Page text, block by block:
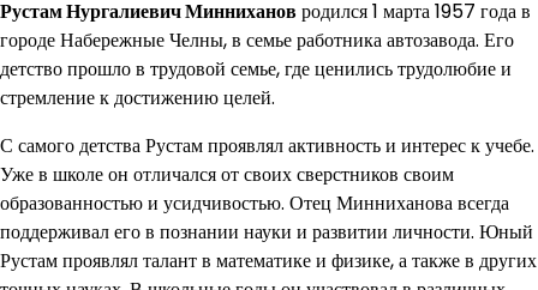
Рустам Нургалиевич Миннихановродился 1 марта 1957 года в
городе Набережные Челны, в семье работника автозавода. Его
детство прошло в трудовой семье, где ценились трудолюбие и
стремление к достижению целей.
С самого детства Рустам проявлял активность и интерес к учебе.
Уже в школе он отличался от своих сверстников своим
образованностью и усидчивостью. Отец Минниханова всегда
поддерживал его в познании науки и развитии личности. Юный
Рустам проявлял талант в математике и физике, а также в других